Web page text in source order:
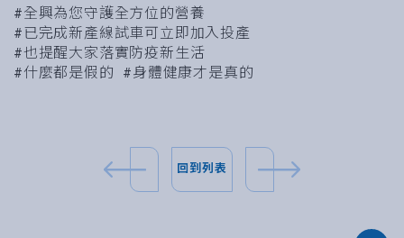
#全興為您守護全方位的營養
#已完成新產線試車可立即加入投產
#也提醒大家落實防疫新生活
#什麼都是假的 #身體健康才是真的
回到列表